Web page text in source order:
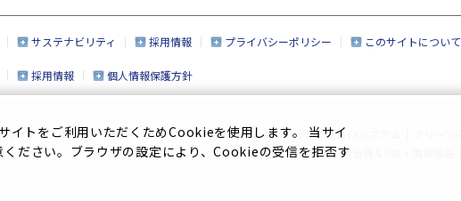
サステナビリティ 採用情報 プライバシーポリシー このサイトについて
採用情報 個人情報保護方針
企業情報 | ロジスティクス＆FAシステム
繊維機械 | 複合機＆FAX・情報機器
ルメディアポリシー
イトをご利用いただくためCookieを使用します。 当サイ
ださい。ブラウザの設定により、Cookieの受信を拒否す